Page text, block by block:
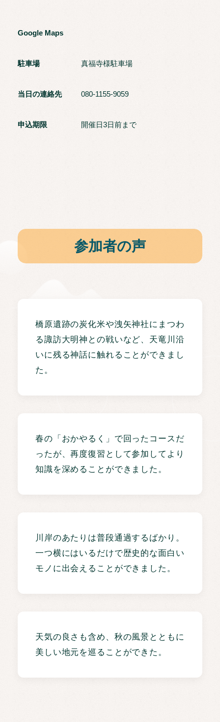
Google Maps
駐車場 真福寺様駐車場
当日の連絡先 080-1155-9059
申込期限 開催日3日前まで
参加者の声
橋原遺跡の炭化米や洩矢神社にまつわ
る諏訪大明神との戦いなど、天竜川沿
いに残る神話に触れることができまし
た。
春の「おかやるく」で回ったコースだ
ったが、再度復習として参加してより
知識を深めることができました。
川岸のあたりは普段通過するばかり。
一つ横にはいるだけで歴史的な面白い
モノに出会えることができました。
天気の良さも含め、秋の風景とともに
美しい地元を巡ることができた。